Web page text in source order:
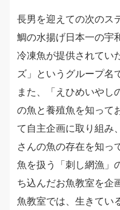
長男を迎えての次のス
鯛の水揚げ日本一の宇
冷凍魚が提供されてい
ズ」というグループ名
また、「えひめいやし
の魚と養殖魚を知って
て自主企画に取り組み
さんの魚の存在を知っ
魚を扱う「刺し網漁」
ち込んだお魚教室を企
魚教室では、生きてい